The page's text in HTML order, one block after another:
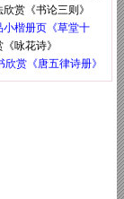
赏《书论三则》
小楷册页《草堂十
咏花诗》
赏《唐五律诗册》